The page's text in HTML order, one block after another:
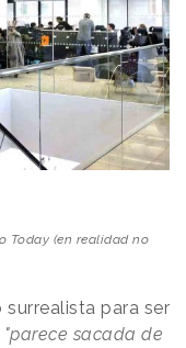
Today (en realidad no
para ser
"parece sacada de